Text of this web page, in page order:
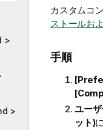
>
>
カスタムコ
ストールお
手順
ユー
ット)